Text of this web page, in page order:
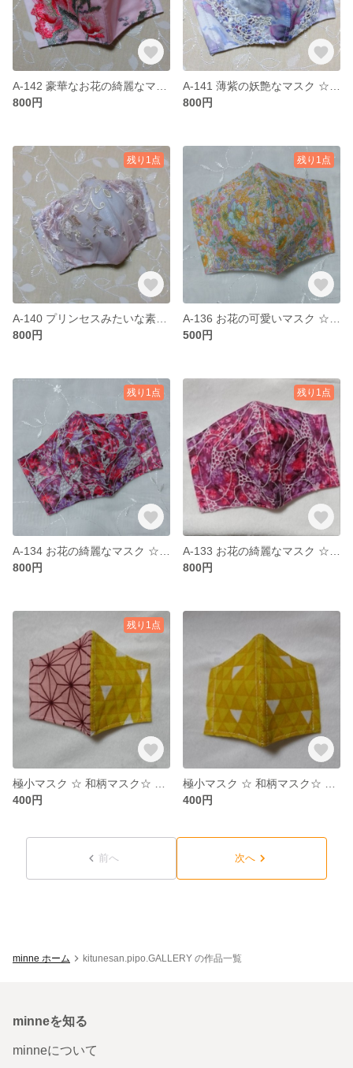
800円
800円
残り1点
800円
残り1点
500円
残り1点
800円
残り1点
800円
残り1点
400円
400円
前へ 次へ
minne ホーム kitunesan.pipo.GALLERY の作品一覧
minneを知る
minneについて